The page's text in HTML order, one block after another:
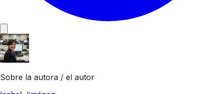
Sobre la autora / el autor